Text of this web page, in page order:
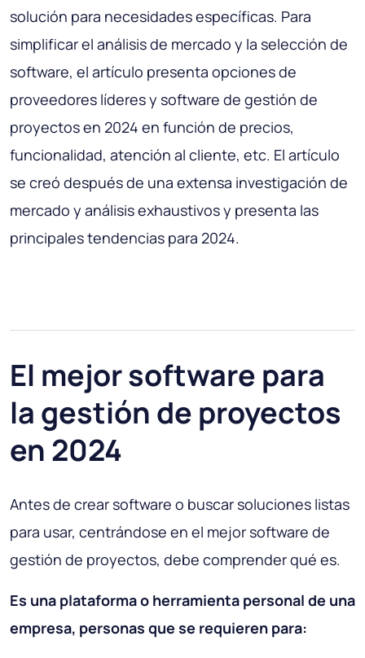
solución para necesidades específicas. Para
simplificar el análisis de mercado y la selección de
software, el artículo presenta opciones de
proveedores líderes y software de gestión de
proyectos en 2024 en función de precios,
funcionalidad, atención al cliente, etc. El artículo
se creó después de una extensa investigación de
mercado y análisis exhaustivos y presenta las
principales tendencias para 2024.
El mejor software para
la gestión de proyectos
en 2024
Antes de crear software o buscar soluciones listas
para usar, centrándose en el mejor software de
gestión de proyectos, debe comprender qué es.
Es una plataforma o herramienta personal de una
empresa, personas que se requieren para: